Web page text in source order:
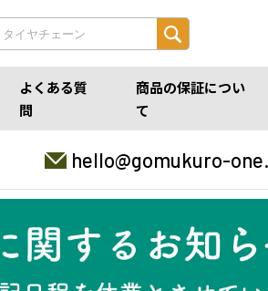
よくある質
問
商品の保証につい
て
hello@gomukuro-